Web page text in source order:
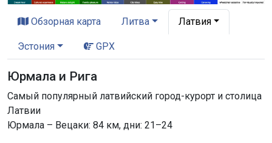
Обзорная карта Литва Латвия
Эстония GPX
Юрмала и Рига
Самый популярный латвийский город-курорт и столица
Латвии
Юрмала – Вецаки: 84 км, дни: 21–24